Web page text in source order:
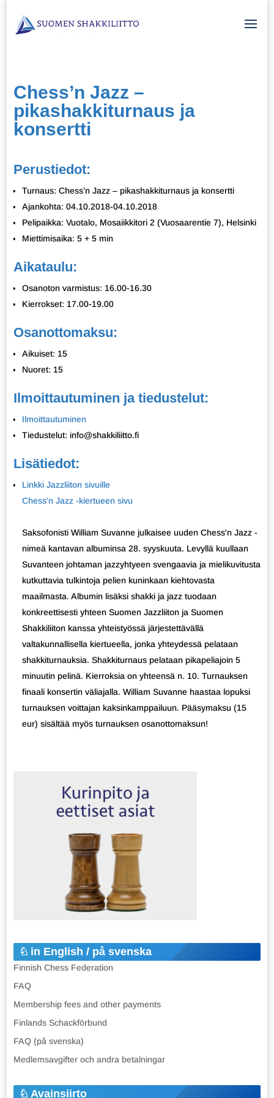
Chess’n Jazz –
pikashakkiturnaus ja
konsertti
Perustiedot:
Turnaus: Chess’n Jazz – pikashakkiturnaus ja konsertti
Ajankohta: 04.10.2018-04.10.2018
Pelipaikka: Vuotalo, Mosaiikkitori 2 (Vuosaarentie 7), Helsinki
Miettimisaika: 5 + 5 min
Aikataulu:
Osanoton varmistus: 16.00-16.30
Kierrokset: 17.00-19.00
Osanottomaksu:
Aikuiset: 15
Nuoret: 15
Ilmoittautuminen ja tiedustelut:
Ilmoittautuminen
Tiedustelut: info@shakkiliitto.fi
Lisätiedot:
Linkki Jazzliiton sivuille
Chess'n Jazz -kiertueen sivu
Saksofonisti William Suvanne julkaisee uuden Chess'n Jazz -
nimeä kantavan albuminsa 28. syyskuuta. Levyllä kuullaan
Suvanteen johtaman jazzyhtyeen svengaavia ja mielikuvitusta
kutkuttavia tulkintoja pelien kuninkaan kiehtovasta
maailmasta. Albumin lisäksi shakki ja jazz tuodaan
konkreettisesti yhteen Suomen Jazzliiton ja Suomen
Shakkiliiton kanssa yhteistyössä järjestettävällä
valtakunnallisella kiertueella, jonka yhteydessä pelataan
shakkiturnauksia. Shakkiturnaus pelataan pikapeliajoin 5
minuutin pelinä. Kierroksia on yhteensä n. 10. Turnauksen
finaali konsertin väliajalla. William Suvanne haastaa lopuksi
turnauksen voittajan kaksinkamppailuun. Pääsymaksu (15
eur) sisältää myös turnauksen osanottomaksun!
in English / på svenska
Finnish Chess Federation
FAQ
Membership fees and other payments
Finlands Schackförbund
FAQ (på svenska)
Medlemsavgifter och andra betalningar
Avainsiirto